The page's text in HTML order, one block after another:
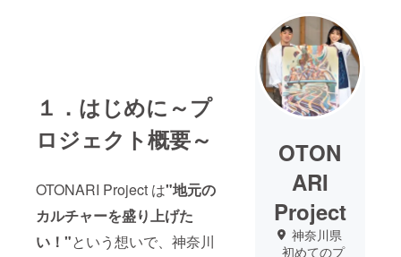
１．はじめに～プ
ロジェクト概要～
OTONARI Project は"地元の
カルチャーを盛り上げた
い！"という想いで、神奈川
OTON
ARI
Project
神奈川県
初めてのプ